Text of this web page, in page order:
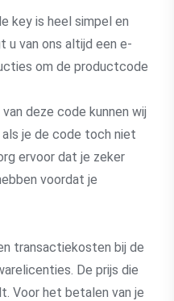
key is heel simpel en
u van ons altijd een e-
om de productcode
deze code kunnen wij
je de code toch niet
ervoor dat je zeker
voordat je
transactiekosten bij de
De prijs die
Voor het betalen van je